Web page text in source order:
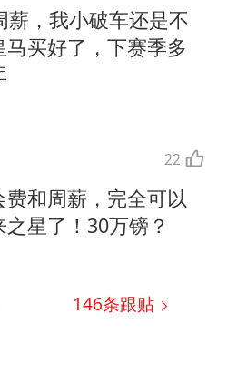
薪，我小破车还是不
买好了，下赛季多
22
和周薪，完全可以
星了！30万镑？
146条跟贴